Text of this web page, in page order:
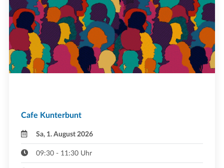
Cafe Kunterbunt
Sa, 1. August 2026
09:30 - 11:30 Uhr